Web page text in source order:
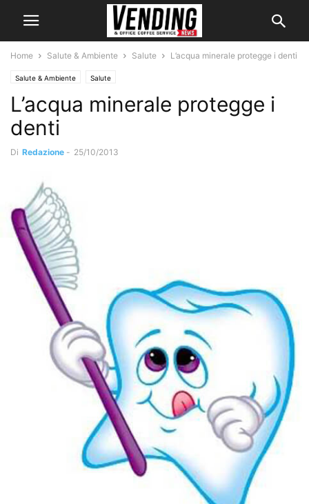
Home Salute & Ambiente Salute L’acqua minerale protegge i denti
Salute & Ambiente Salute
L’acqua minerale protegge i
denti
Di Redazione - 25/10/2013